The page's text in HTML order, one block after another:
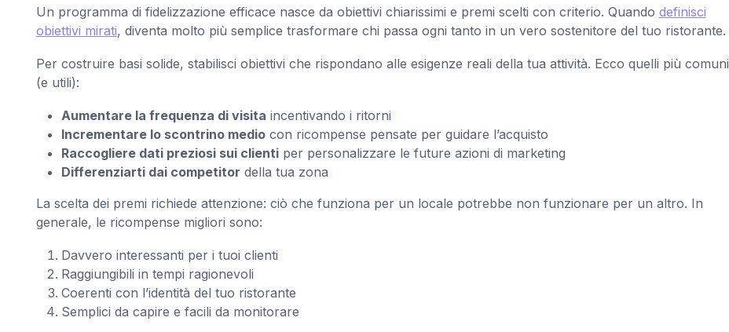
Un programma di fidelizzazione efficace nasce da obiettivi chiarissimi e premi scelti con criterio. Quando definisci
obiettivi mirati, diventa molto più semplice trasformare chi passa ogni tanto in un vero sostenitore del tuo ristorante.
Per costruire basi solide, stabilisci obiettivi che rispondano alle esigenze reali della tua attività. Ecco quelli più comuni
(e utili):
Aumentare la frequenza di visita incentivando i ritorni
Incrementare lo scontrino mediocon ricompense pensate per guidare l’acquisto
Raccogliere dati preziosi sui clientiper personalizzare le future azioni di marketing
Differenziarti dai competitor della tua zona
La scelta dei premi richiede attenzione: ciò che funziona per un locale potrebbe non funzionare per un altro. In
generale, le ricompense migliori sono:
Davvero interessanti per i tuoi clienti
Raggiungibili in tempi ragionevoli
Coerenti con l’identità del tuo ristorante
Semplici da capire e facili da monitorare